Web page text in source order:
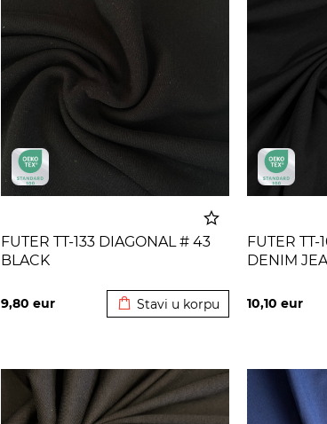
FUTER TT-133 DIAGONAL # 43
BLACK
9,80 eur Stavi u korpu
FUTER TT-
DENIM
10,10 eur